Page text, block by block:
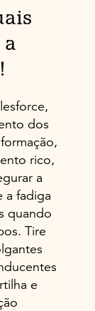
a
dos
rico,
a
a fadiga
quando
Tire
e